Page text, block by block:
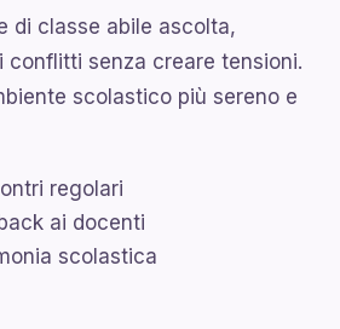
di classe abile ascolta,
conflitti senza creare tensioni.
scolastico più sereno e
regolari
ai docenti
scolastica